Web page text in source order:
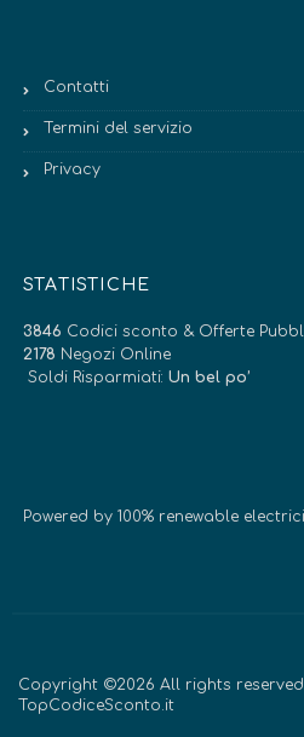
Contatti
Termini del servizio
Privacy
STATISTICHE
3846 Codici sconto & Offerte
2178 Negozi Online
Soldi Risparmiati: Un bel po’
Powered by 100% renewable
Copyright ©2026 All rights
TopCodiceSconto.it